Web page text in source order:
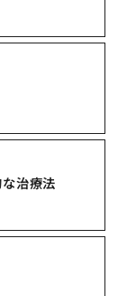
治療法